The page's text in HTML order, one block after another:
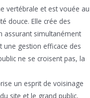
vertébrale et est vouée au
douce. Elle crée des
assurant simultanément
une gestion efficace des
ne se croisent pas, la
un esprit de voisinage
site et le grand public,